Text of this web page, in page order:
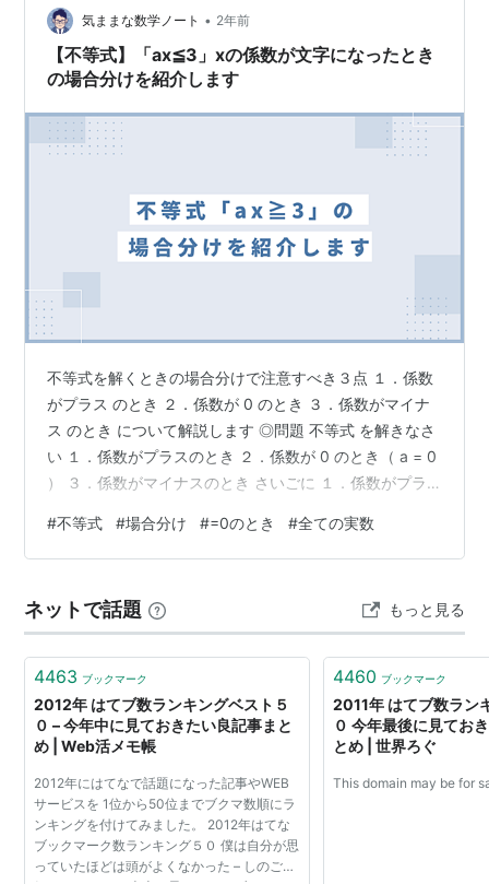
気ままな数学ノート • 2年前
【不等式】「ax≦3」xの係数が文字になったとき
の場合分けを紹介します
不等式を解くときの場合分けで注意すべき３点 １．係数
がプラス のとき ２．係数が 0 のとき ３．係数がマイナ
ス のとき について解説します ◎問題 不等式 を解きなさ
い １．係数がプラスのとき ２．係数が 0 のとき（ a = 0
） ３．係数がマイナスのとき さいごに １．係数がプラ
なので，不等号の向きは変わらない） ２．係数が 0 のと
き（ a = 0 ） ② のとき は よって， はすべての実数 （
つ） ３．係数がマイナスのとき ③ のとき の両辺を で割
ると （ がマイナ…
#不等式 #場合分け #=0のとき #全ての実数
ネットで話題 もっと見る
4463 ブックマーク
2012年 はてブ数ランキングベスト５
０ – 今年中に見ておきたい良記事まと
め | Web活メモ帳
2012年にはてなで話題になった記事やWEB
サービスを 1位から50位までブクマ数順にラ
ンキングを付けてみました。 2012年はてな
ブックマーク数ランキング５０ 僕は自分が思
っていたほどは頭がよくなかった – しのごの
4460 ブックマーク
2011年 はてブ数ラン
０ 今年最後に見てお
とめ | 世界ろぐ
This domain may be for